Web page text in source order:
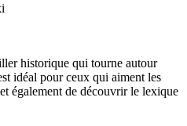
historique qui tourne autour
idéal pour ceux qui aiment les
également de découvrir le lexique